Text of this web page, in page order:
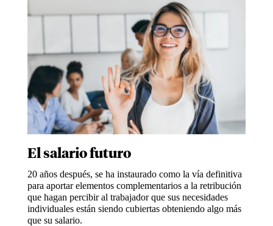
El salario futuro
20 años después, se ha instaurado como la vía definitiva
para aportar elementos complementarios a la retribución
que hagan percibir al trabajador que sus necesidades
individuales están siendo cubiertas obteniendo algo más
que su salario.